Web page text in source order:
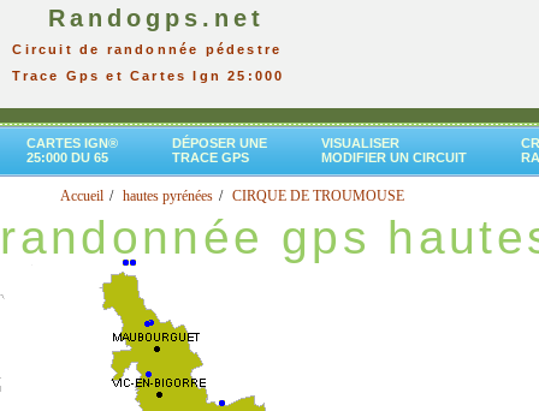
Randogps.net
Circuit de randonnée pédestre
Trace Gps et Cartes Ign 25:000
CARTES IGN®
25:000 DU 65
DÉPOSER UNE
TRACE GPS
VISUALISER
MODIFIER UN CIRCUIT
Accueil hautes pyrénées CIRQUE DE TROUMOUSE
randonnée gps